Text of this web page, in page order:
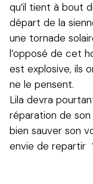
qu’il tient à bout
départ de la
une tornade
l’opposé de cet
est explosive, ils
ne le pensent.
Lila devra
réparation de son
bien sauver son
envie de repartir